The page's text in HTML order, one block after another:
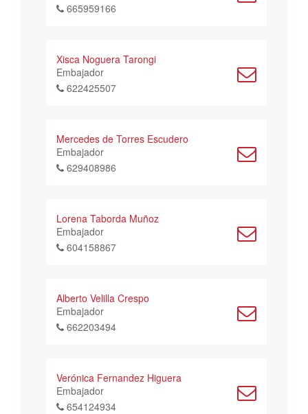
665959166
Xisca Noguera Tarongi
Embajador
622425507
Mercedes de Torres Escudero
Embajador
629408986
Lorena Taborda Muñoz
Embajador
604158867
Alberto Velilla Crespo
Embajador
662203494
Verónica Fernandez Higuera
Embajador
654124934